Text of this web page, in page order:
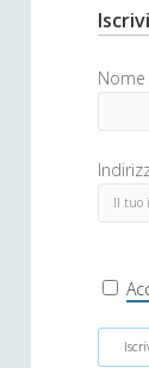
i
t
r
S
i
e
b
r
Nome